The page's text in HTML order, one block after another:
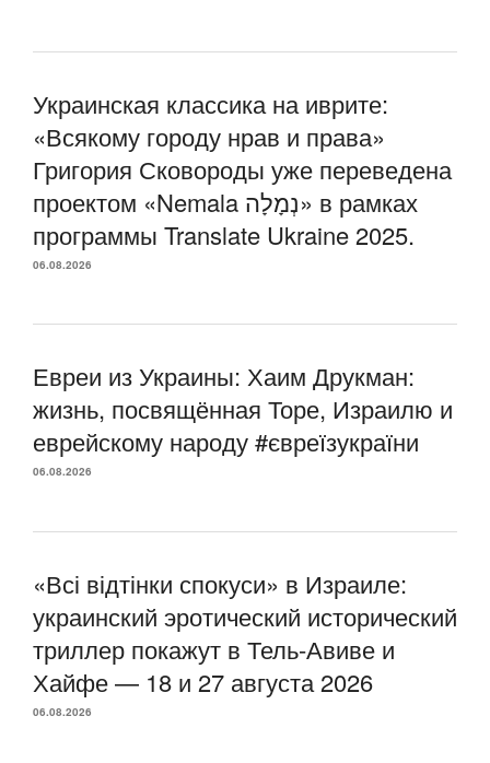
Украинская классика на иврите:
«Всякому городу нрав и права»
Григория Сковороды уже переведена
проектом «Nemala נְמָלָה» в рамках
программы Translate Ukraine 2025.
06.08.2026
Евреи из Украины: Хаим Друкман:
жизнь, посвящённая Торе, Израилю и
еврейскому народу #євреїзукраїни
06.08.2026
«Всі відтінки спокуси» в Израиле:
украинский эротический исторический
триллер покажут в Тель-Авиве и
Хайфе — 18 и 27 августа 2026
06.08.2026